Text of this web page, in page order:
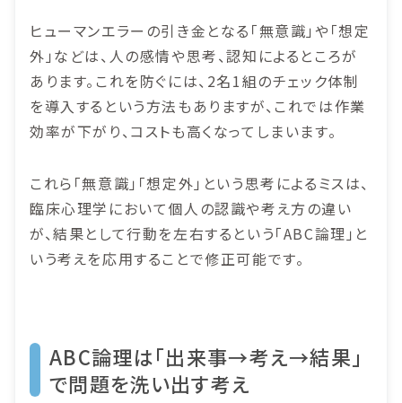
ヒューマンエラーの引き金となる「無意識」や「想定
外」などは、人の感情や思考、認知によるところが
あります。これを防ぐには、2名1組のチェック体制
を導入するという方法もありますが、これでは作業
効率が下がり、コストも高くなってしまいます。
これら「無意識」「想定外」という思考によるミスは、
臨床心理学において個人の認識や考え方の違い
が、結果として行動を左右するという「ABC論理」と
いう考えを応用することで修正可能です。
ABC論理は「出来事→考え→結果」
で問題を洗い出す考え